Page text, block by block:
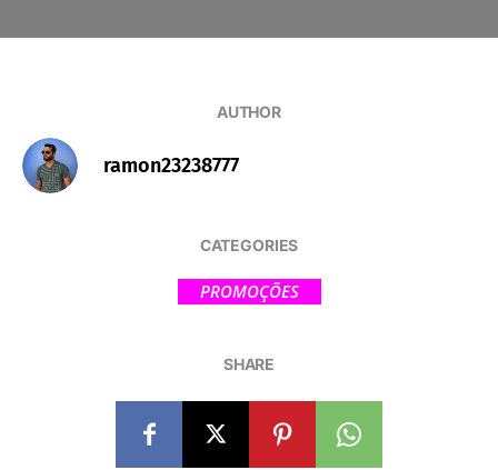
AUTHOR
ramon23238777
CATEGORIES
PROMOÇÕES
SHARE